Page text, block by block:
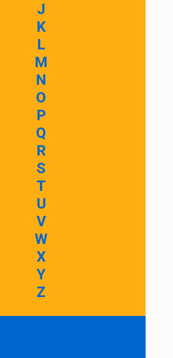
J
K
L
M
N
O
P
Q
R
S
T
U
V
W
X
Y
Z